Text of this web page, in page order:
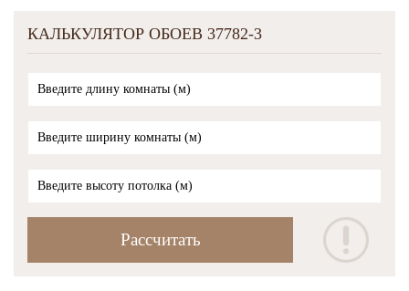
КАЛЬКУЛЯТОР ОБОЕВ 37782-3